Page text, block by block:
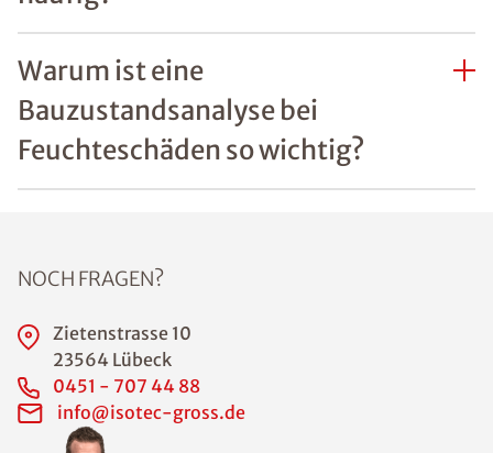
Warum ist eine
Bauzustandsanalyse bei
Feuchteschäden so wichtig?
NOCH FRAGEN?
Zietenstrasse 10
23564 Lübeck
0451 - 707 44 88
info@isotec-gross.de